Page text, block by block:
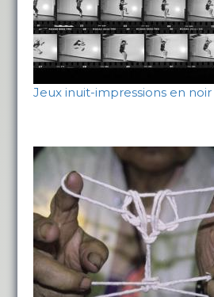
Jeux inuit-impressions en